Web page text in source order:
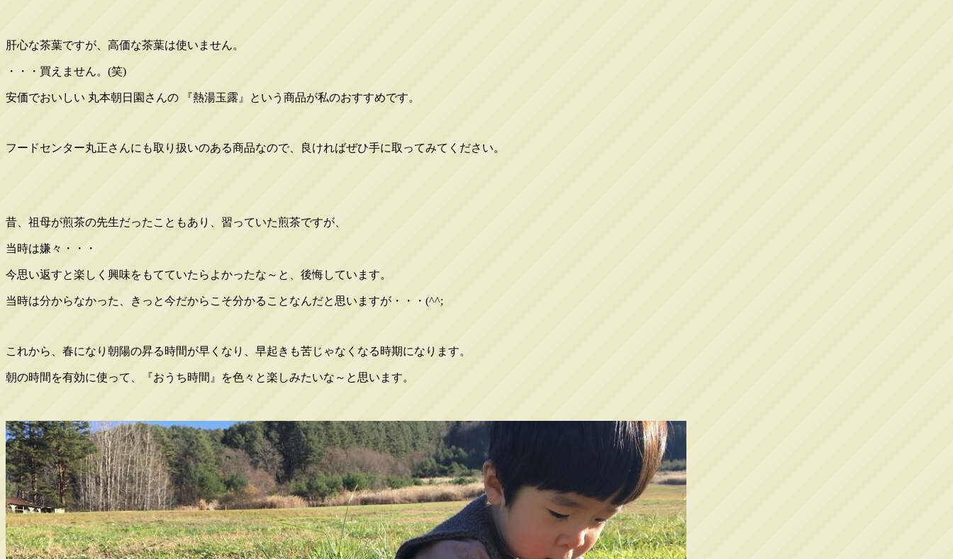
肝心な茶葉ですが、高価な茶葉は使いません。
・・・買えません。(笑)
安価でおいしい 丸本朝日園さんの 『熱湯玉露』という商品が私のおすすめです。
フードセンター丸正さんにも取り扱いのある商品なので、良ければぜひ手に取ってみてください。
昔、祖母が煎茶の先生だったこともあり、習っていた煎茶ですが、
当時は嫌々・・・
今思い返すと楽しく興味をもてていたらよかったな～と、後悔しています。
当時は分からなかった、きっと今だからこそ分かることなんだと思いますが・・・(^^;
これから、春になり朝陽の昇る時間が早くなり、早起きも苦じゃなくなる時期になります。
朝の時間を有効に使って、『おうち時間』を色々と楽しみたいな～と思います。